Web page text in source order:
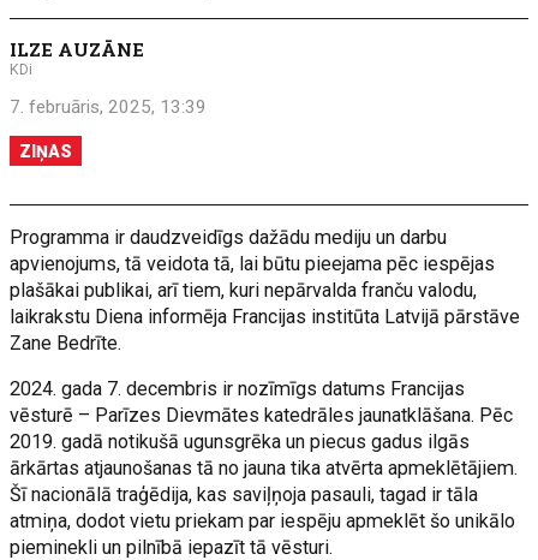
ILZE AUZĀNE
KDi
7. februāris, 2025, 13:39
ZIŅAS
Programma ir daudzveidīgs dažādu mediju un darbu
apvienojums, tā veidota tā, lai būtu pieejama pēc iespējas
plašākai publikai, arī tiem, kuri nepārvalda franču valodu,
laikrakstu Diena informēja Francijas institūta Latvijā pārstāve
Zane Bedrīte.
2024. gada 7. decembris ir nozīmīgs datums Francijas
vēsturē – Parīzes Dievmātes katedrāles jaunatklāšana. Pēc
2019. gadā notikušā ugunsgrēka un piecus gadus ilgās
ārkārtas atjaunošanas tā no jauna tika atvērta apmeklētājiem.
Šī nacionālā traģēdija, kas saviļņoja pasauli, tagad ir tāla
atmiņa, dodot vietu priekam par iespēju apmeklēt šo unikālo
pieminekli un pilnībā iepazīt tā vēsturi.